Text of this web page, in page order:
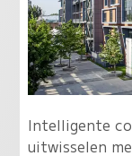
Intelligente
uitwisselen